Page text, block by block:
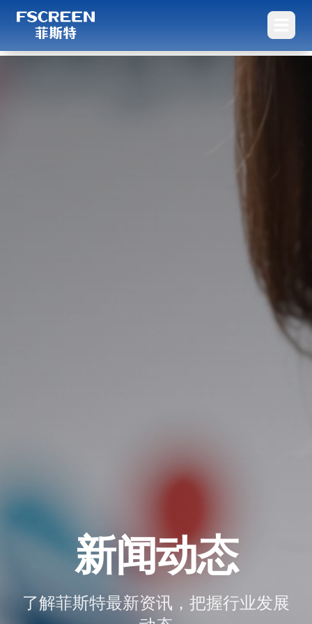
新闻动态
了解菲斯特最新资讯，把握行业发展